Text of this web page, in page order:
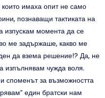
имаха опит не само
познаващи тактиката на
изпускам момента да се
ме задържаше, какво ме
да взема решение!? Да, не
изпълнявам чужда воля.
споменът за възможността
един братски нам